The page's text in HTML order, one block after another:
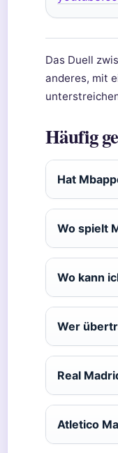
Das Duell
anderes, mit
Häufig
Hat
Wo spielt
Wo kann
Wer
Real
Atletico